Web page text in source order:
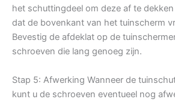
het schuttingdeel om deze af te
dat de bovenkant van het tuinscherm
Bevestig de afdeklat op de
schroeven die lang genoeg zijn.
Stap 5: Afwerking Wanneer de
kunt u de schroeven eventueel nog